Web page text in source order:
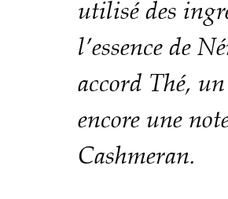
utilisé des
l’essence de
accord Thé,
encore une
Cashmeran.